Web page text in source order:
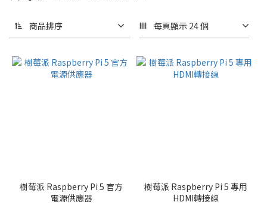
商品排序 每頁顯示 24 個
樹莓派 Raspberry Pi 5 官方
電源供應器
樹莓派 Raspberry Pi 5 專用
HDMI轉接線